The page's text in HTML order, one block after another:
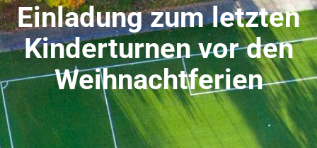
Einladung zum letzten
Kinderturnen vor den
Weihnachtferien